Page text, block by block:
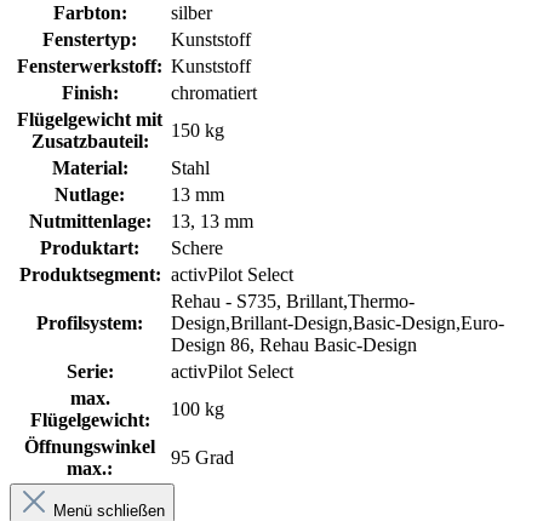
Farbton:
silber
Fenstertyp:
Kunststoff
Fensterwerkstoff: Kunststoff
Finish:
chromatiert
Flügelgewicht mit
Zusatzbauteil:
150 kg
Material:
Stahl
Nutlage:
13 mm
Nutmittenlage:
13, 13 mm
Produktart:
Schere
Produktsegment: activPilot Select
Profilsystem:
Rehau - S735, Brillant,Thermo-
Design,Brillant-Design,Basic-Design,Euro-
Design 86, Rehau Basic-Design
Serie:
activPilot Select
max.
Flügelgewicht:
100 kg
Öffnungswinkel
max.:
95 Grad
Menü schließen